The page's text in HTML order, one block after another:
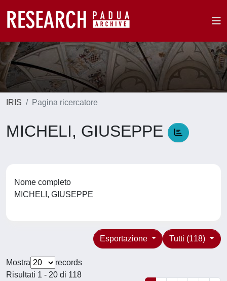
IRIS Pagina ricercatore
MICHELI, GIUSEPPE
Nome completo
MICHELI, GIUSEPPE
Tutti (118)
Esportazione
Mostra
records
Risultati 1 - 20 di 118